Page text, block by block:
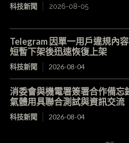
科技新聞 2026-08-05
Telegram 因單一用戶違規內
短暫下架後迅速恢復上架
科技新聞 2026-08-04
消委會與機電署簽署合作備
氣體用具聯合測試與資訊交流
科技新聞 2026-08-04